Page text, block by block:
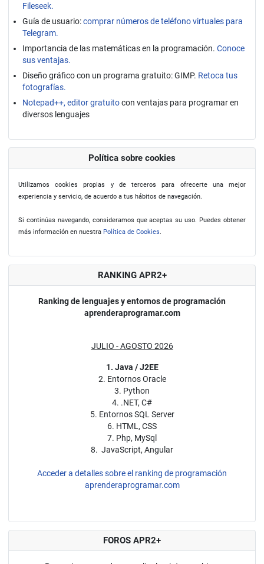
Fileseek.
Guía de usuario:comprar números de teléfono virtuales para
Telegram.
Importancia de las matemáticas en la programación. Conoce
sus ventajas.
Diseño gráfico con un programa gratuito: GIMP. Retoca tus
fotografías.
Notepad++, editor gratuitocon ventajas para programar en
diversos lenguajes
Política sobre cookies
Utilizamos cookies propias y de terceros para ofrecerte una mejor
experiencia y servicio, de acuerdo a tus hábitos de navegación.
Si continúas navegando, consideramos que aceptas su uso. Puedes obtener
más información en nuestra Política de Cookies.
RANKING APR2+
Ranking de lenguajes y entornos de programación
aprenderaprogramar.com
JULIO - AGOSTO 2026
1. Java / J2EE
2. Entornos Oracle
3. Python
4. .NET, C#
5. Entornos SQL Server
6. HTML, CSS
7. Php, MySql
8. JavaScript, Angular
Acceder a detalles sobre el ranking de programación
aprenderaprogramar.com
FOROS APR2+